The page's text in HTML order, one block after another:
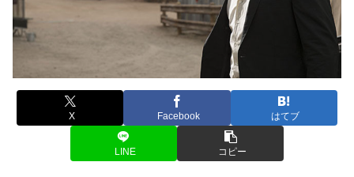
X Facebook はてブ
LINE コピー